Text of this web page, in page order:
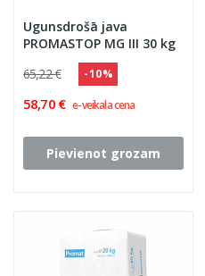
Ugunsdrošā java
PROMASTOP MG III 30 kg
65,22 €
- 10 %
58,70 € e-veikala cena
Pievienot grozam